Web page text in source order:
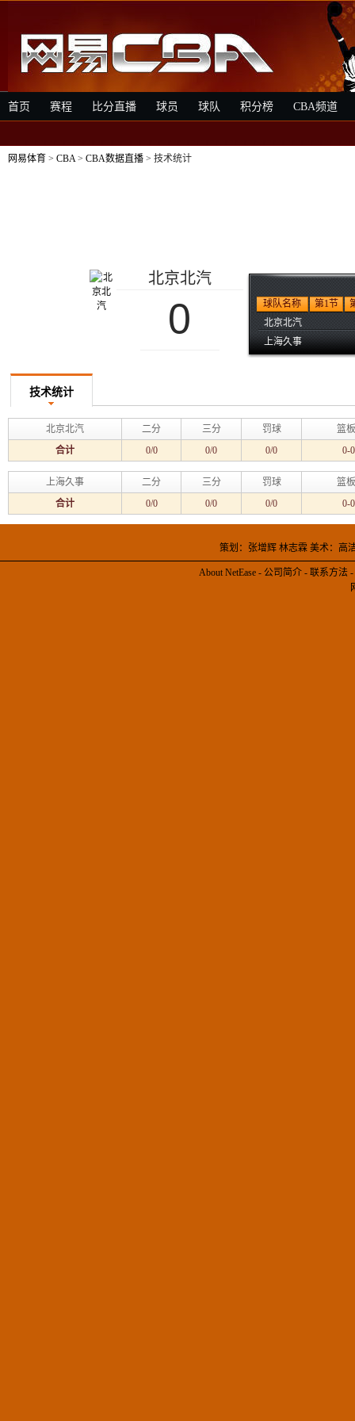
首页 赛程 比分直播 球员 球队 积分榜 CBA频道
网易体育 > CBA> CBA数据直播 > 技术统计
北京北汽
0 球队名称 第1节
北京北汽
上海久事
技术统计
北京北汽 二分 三分 罚球
篮
合计
0/0 0/0 0/0 0-
上海久事 二分 三分 罚球
篮
合计
0/0 0/0 0/0 0-
策划：张增辉 林志霖 美术：
About NetEase - 公司简介 - 联系方法 -